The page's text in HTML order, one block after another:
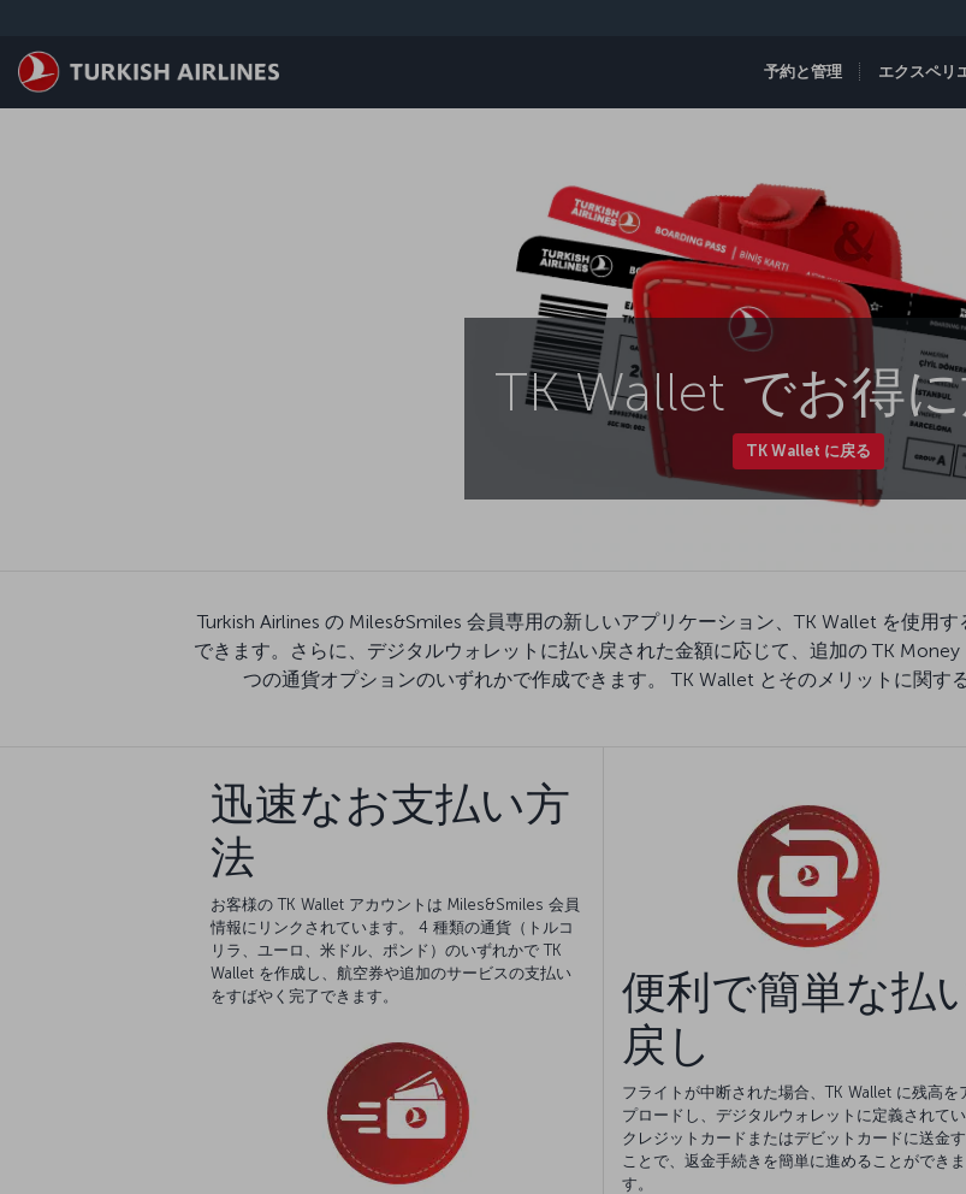
予約と管理 エクスペリ
TK Wallet でお得に
TK Wallet に戻る
Turkish Airlines の Miles&Smiles 会員専用の新しいアプリケーション、TK Wallet を使用
できます。さらに、デジタルウォレットに払い戻された金額に応じて、追加の TK
つの通貨オプションのいずれかで作成できます。 TK Wallet とそのメリットに関す
迅速なお支払い方
法
お客様の TK Wallet アカウントは Miles&Smiles 会員
情報にリンクされています。 4 種類の通貨（トルコ
リラ、ユーロ、米ドル、ポンド）のいずれかで TK
Wallet を作成し、航空券や追加のサービスの支払い
をすばやく完了できます。
便利で簡単な払
戻し
フライトが中断された場合、TK Wallet に残高を
プロードし、デジタルウォレットに定義されて
クレジットカードまたはデビットカードに送金
ことで、返金手続きを簡単に進めることができま
す。